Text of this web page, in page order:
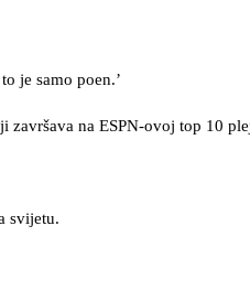
je samo poen.’
na ESPN-ovoj top 10
svijetu.